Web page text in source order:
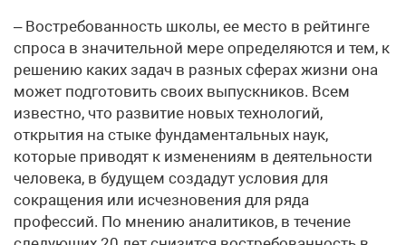
– Востребованность школы, ее место в рейтинге
спроса в значительной мере определяются и тем, к
решению каких задач в разных сферах жизни она
может подготовить своих выпускников. Всем
известно, что развитие новых технологий,
открытия на стыке фундаментальных наук,
которые приводят к изменениям в деятельности
человека, в будущем создадут условия для
сокращения или исчезновения для ряда
профессий. По мнению аналитиков, в течение